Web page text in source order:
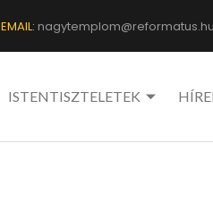
EMAIL: nagytemplom@reformatus.hu
ISTENTISZTELETEK